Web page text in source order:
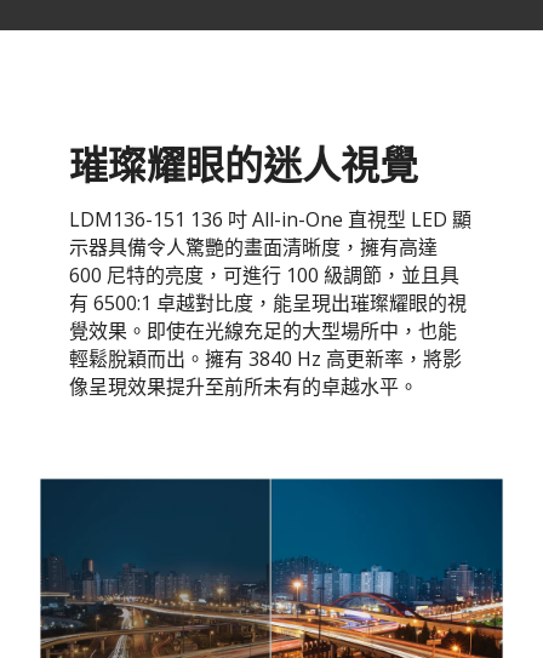
璀璨耀眼的迷人視覺
LDM136-151 136 吋 All-in-One 直視型 LED 顯
示器具備令人驚艷的畫面清晰度，擁有高達
600 尼特的亮度，可進行 100 級調節，並且具
有 6500:1 卓越對比度，能呈現出璀璨耀眼的視
覺效果。即使在光線充足的大型場所中，也能
輕鬆脫穎而出。擁有 3840 Hz 高更新率，將影
像呈現效果提升至前所未有的卓越水平。